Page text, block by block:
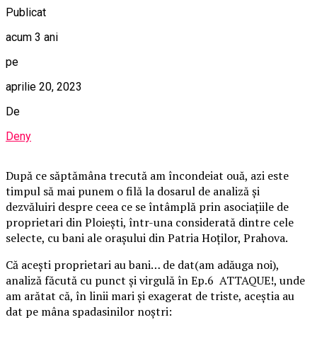
Publicat
acum 3 ani
pe
aprilie 20, 2023
De
Deny
După ce săptămâna trecută am încondeiat ouă, azi este
timpul să mai punem o filă la dosarul de analiză și
dezvăluiri despre ceea ce se întâmplă prin asociațiile de
proprietari din Ploiești, într-una considerată dintre cele
selecte, cu bani ale orașului din Patria Hoților, Prahova.
Că acești proprietari au bani… de dat(am adăuga noi),
analiză făcută cu punct și virgulă în Ep.6 ATTAQUE!, unde
am arătat că, în linii mari și exagerat de triste, aceștia au
dat pe mâna spadasinilor noștri: